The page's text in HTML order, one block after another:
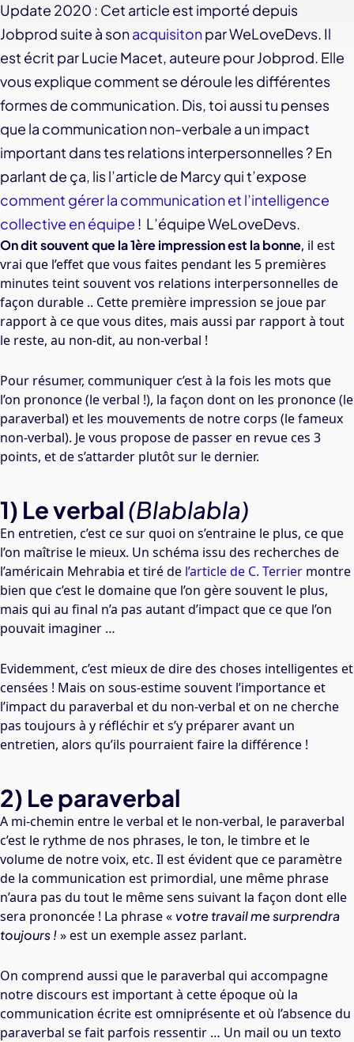
Update 2020 : Cet article est importé depuis
Jobprod suite à sonacquisitonpar WeLoveDevs. Il
est écrit par Lucie Macet, auteure pour Jobprod. Elle
vous explique comment se déroule les différentes
formes de communication. Dis, toi aussi tu penses
que la communication non-verbale a un impact
important dans tes relations interpersonnelles ? En
parlant de ça, lis l’article de Marcy qui t’expose
comment gérer la communication et l’intelligence
collective en équipe ! L’équipe WeLoveDevs.
On dit souvent que la 1ère impression est la bonne, il est
vrai que l’effet que vous faites pendant les 5 premières
minutes teint souvent vos relations interpersonnelles de
façon durable .. Cette première impression se joue par
rapport à ce que vous dites, mais aussi par rapport à tout
le reste, au non-dit, au non-verbal !
Pour résumer, communiquer c’est à la fois les mots que
l’on prononce (le verbal !), la façon dont on les prononce (le
paraverbal) et les mouvements de notre corps (le fameux
non-verbal). Je vous propose de passer en revue ces 3
points, et de s’attarder plutôt sur le dernier.
1) Le verbal(Blablabla)
En entretien, c’est ce sur quoi on s’entraine le plus, ce que
l’on maîtrise le mieux. Un schéma issu des recherches de
l’américain Mehrabia et tiré de l’article de C. Terrier montre
bien que c’est le domaine que l’on gère souvent le plus,
mais qui au final n’a pas autant d’impact que ce que l’on
pouvait imaginer …
Evidemment, c’est mieux de dire des choses intelligentes et
censées ! Mais on sous-estime souvent l’importance et
l’impact du paraverbal et du non-verbal et on ne cherche
pas toujours à y réfléchir et s’y préparer avant un
entretien, alors qu’ils pourraient faire la différence !
2) Le paraverbal
A mi-chemin entre le verbal et le non-verbal, le paraverbal
c’est le rythme de nos phrases, le ton, le timbre et le
volume de notre voix, etc. Il est évident que ce paramètre
de la communication est primordial, une même phrase
n’aura pas du tout le même sens suivant la façon dont elle
sera prononcée ! La phrase « votre travail me surprendra
toujours !» est un exemple assez parlant.
On comprend aussi que le paraverbal qui accompagne
notre discours est important à cette époque où la
communication écrite est omniprésente et où l’absence du
paraverbal se fait parfois ressentir … Un mail ou un texto